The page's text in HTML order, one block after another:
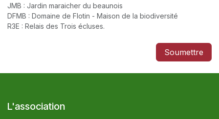
JMB : Jardin maraicher du beaunois
DFMB : Domaine de Flotin - Maison de la biodiversité
R3E : Relais des Trois écluses.
Soumettre
L'association